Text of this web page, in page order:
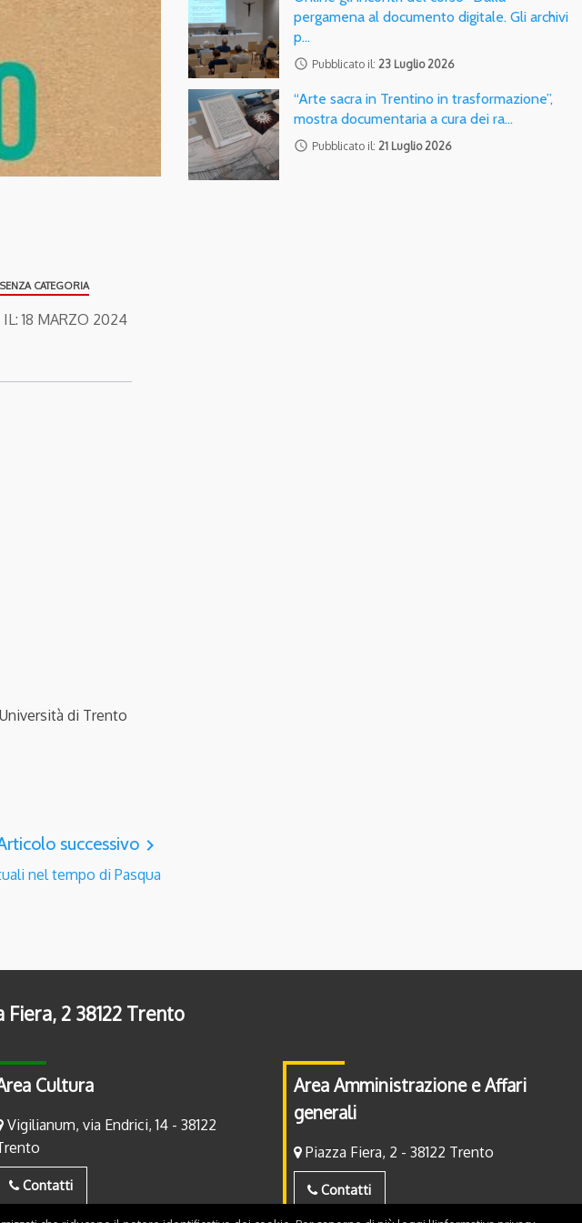
SENZA CATEGORIA
IL:18 MARZO 2024
di Trento
successivo navigate_next
nel tempo di Pasqua
pergamena al documento digitale. Gli archivi
p…
access_time Pubblicato il: 23 Luglio 2026
“Arte sacra in Trentino in trasformazione”,
mostra documentaria a cura dei ra…
access_time Pubblicato il: 21 Luglio 2026
2 38122 Trento
Cultura
Vigilianum, via Endrici, 14 - 38122
Contatti
Area Amministrazione e Affari
generali
Piazza Fiera, 2 - 38122 Trento
Contatti